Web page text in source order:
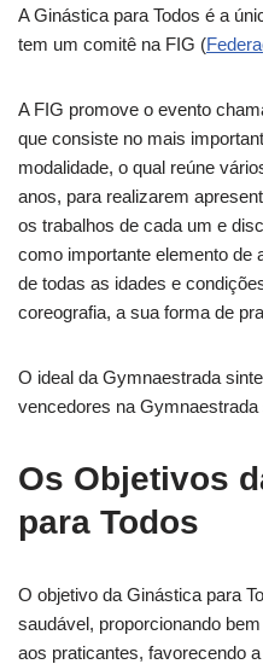
A Ginástica para Todos é a
tem um comitê na FIG (
A FIG promove o evento
que consiste no mais
modalidade, o qual reúne
anos, para realizarem
os trabalhos de cada um e
como importante elemento de
de todas as idades e
coreografia, a sua forma de
O ideal da Gymnaestrada
vencedores na Gymnaestrada
Os Objetivos
para Todos
O objetivo da Ginástica para
saudável, proporcionando
aos praticantes, favorecendo